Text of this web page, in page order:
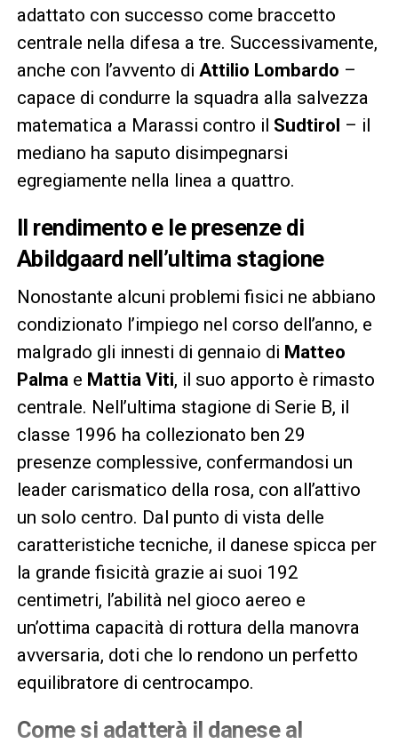
adattato con successo come braccetto
centrale nella difesa a tre. Successivamente,
anche con l’avvento di Attilio Lombardo –
capace di condurre la squadra alla salvezza
matematica a Marassi contro il Sudtirol – il
mediano ha saputo disimpegnarsi
egregiamente nella linea a quattro.
Il rendimento e le presenze di
Abildgaard nell’ultima stagione
Nonostante alcuni problemi fisici ne abbiano
condizionato l’impiego nel corso dell’anno, e
malgrado gli innesti di gennaio di Matteo
Palmae Mattia Viti, il suo apporto è rimasto
centrale. Nell’ultima stagione di Serie B, il
classe 1996 ha collezionato ben 29
presenze complessive, confermandosi un
leader carismatico della rosa, con all’attivo
un solo centro. Dal punto di vista delle
caratteristiche tecniche, il danese spicca per
la grande fisicità grazie ai suoi 192
centimetri, l’abilità nel gioco aereo e
un’ottima capacità di rottura della manovra
avversaria, doti che lo rendono un perfetto
equilibratore di centrocampo.
Come si adatterà il danese al